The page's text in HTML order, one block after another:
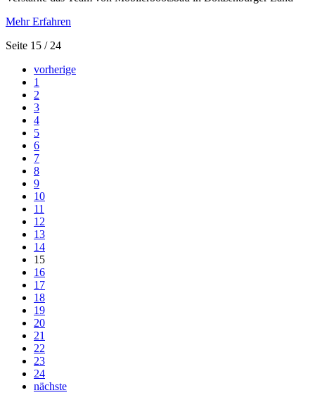
Mehr Erfahren
Seite 15 / 24
vorherige
1
2
3
4
5
6
7
8
9
10
11
12
13
14
15
16
17
18
19
20
21
22
23
24
nächste